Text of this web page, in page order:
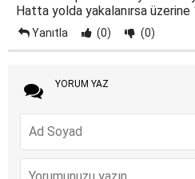
Hatta yolda yakalanırsa üzerine
Yanıtla (0) (0)
YORUM YAZ